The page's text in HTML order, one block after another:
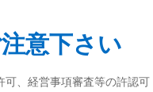
意下さい
可、経営事項審査等の許認可